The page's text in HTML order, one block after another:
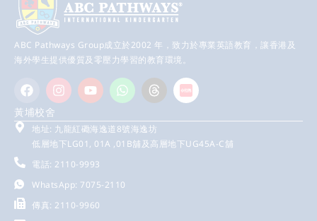
ABC Pathways Group成立於2002 年，致力於專業英語教育，讓香港及
海外學生提供優質及零壓力學習的教育環境。
黃埔校舍
地址: 九龍紅磡海逸道8號海逸坊
低層地下LG01, 01A ,01B舖及高層地下UG45A-C舖
電話: 2110-9993
WhatsApp: 7075-2110
傳真: 2110-9960